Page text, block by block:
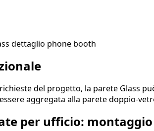
del progetto, la parete Glass
aggregata alla parete doppio-
per ufficio: